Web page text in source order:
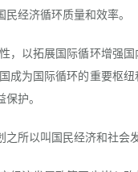
经济循环质量和效率。
以拓展国际循环增强
为国际循环的重要枢
护。
以叫国民经济和社会